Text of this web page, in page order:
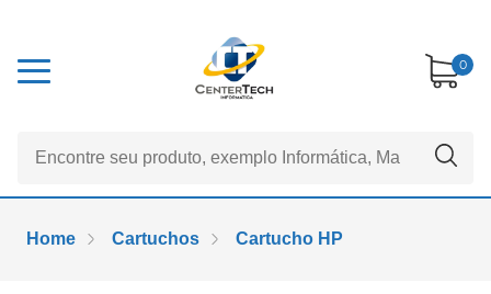
0
Home Cartuchos Cartucho HP